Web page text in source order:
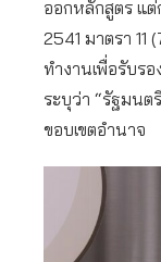
ออกหลักสูตร แ
2541 มาตรา
ทำงานเพื่อรับร
ระบุว่า “รัฐมนต
ขอบเขตอำนาจ